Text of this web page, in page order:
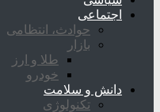
اجتماعی
حوادث، انتظامی
بازار
طلا و ارز
خودرو
دانش و سلامت
تکنولوژی